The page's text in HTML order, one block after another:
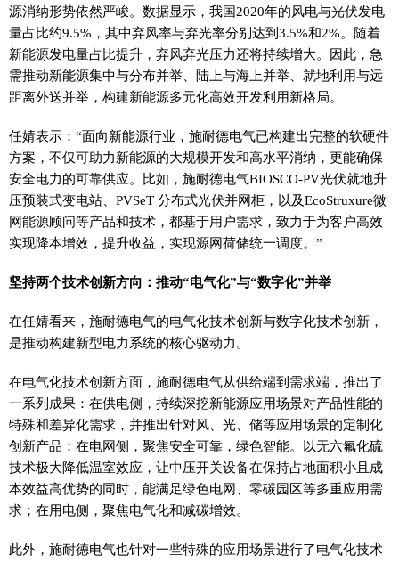
源消纳形势依然严峻。数据显示，我国2020年的风电与光伏发电
量占比约9.5%，其中弃风率与弃光率分别达到3.5%和2%。随着
新能源发电量占比提升，弃风弃光压力还将持续增大。因此，急
需推动新能源集中与分布并举、陆上与海上并举、就地利用与远
距离外送并举，构建新能源多元化高效开发利用新格局。
任婧表示：“面向新能源行业，施耐德电气已构建出完整的软硬件
方案，不仅可助力新能源的大规模开发和高水平消纳，更能确保
安全电力的可靠供应。比如，施耐德电气BIOSCO-PV光伏就地升
压预装式变电站、PVSeT 分布式光伏并网柜，以及EcoStruxure微
网能源顾问等产品和技术，都基于用户需求，致力于为客户高效
实现降本增效，提升收益，实现源网荷储统一调度。”
坚持两个技术创新方向：推动“电气化”与“数字化”并举
在任婧看来，施耐德电气的电气化技术创新与数字化技术创新，
是推动构建新型电力系统的核心驱动力。
在电气化技术创新方面，施耐德电气从供给端到需求端，推出了
一系列成果：在供电侧，持续深挖新能源应用场景对产品性能的
特殊和差异化需求，并推出针对风、光、储等应用场景的定制化
创新产品；在电网侧，聚焦安全可靠，绿色智能。以无六氟化硫
技术极大降低温室效应，让中压开关设备在保持占地面积小且成
本效益高优势的同时，能满足绿色电网、零碳园区等多重应用需
求；在用电侧，聚焦电气化和减碳增效。
此外，施耐德电气也针对一些特殊的应用场景进行了电气化技术